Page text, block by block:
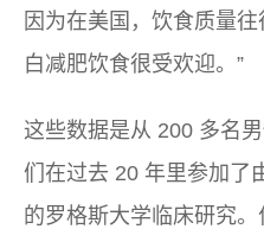
因为在美国，饮食质量
白减肥饮食很受欢迎。”
这些数据是从 200 多名
们在过去 20 年里参加了
的罗格斯大学临床研究